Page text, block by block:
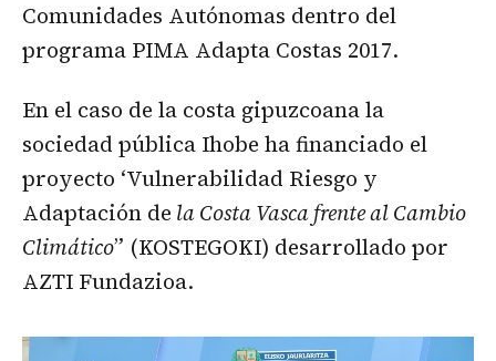
Comunidades Autónomas dentro del
programa PIMA Adapta Costas 2017.
En el caso de la costa gipuzcoana la
sociedad pública Ihobe ha financiado el
proyecto ‘Vulnerabilidad Riesgo y
Adaptación de la Costa Vasca frente al Cambio
Climático” (KOSTEGOKI) desarrollado por
AZTI Fundazioa.